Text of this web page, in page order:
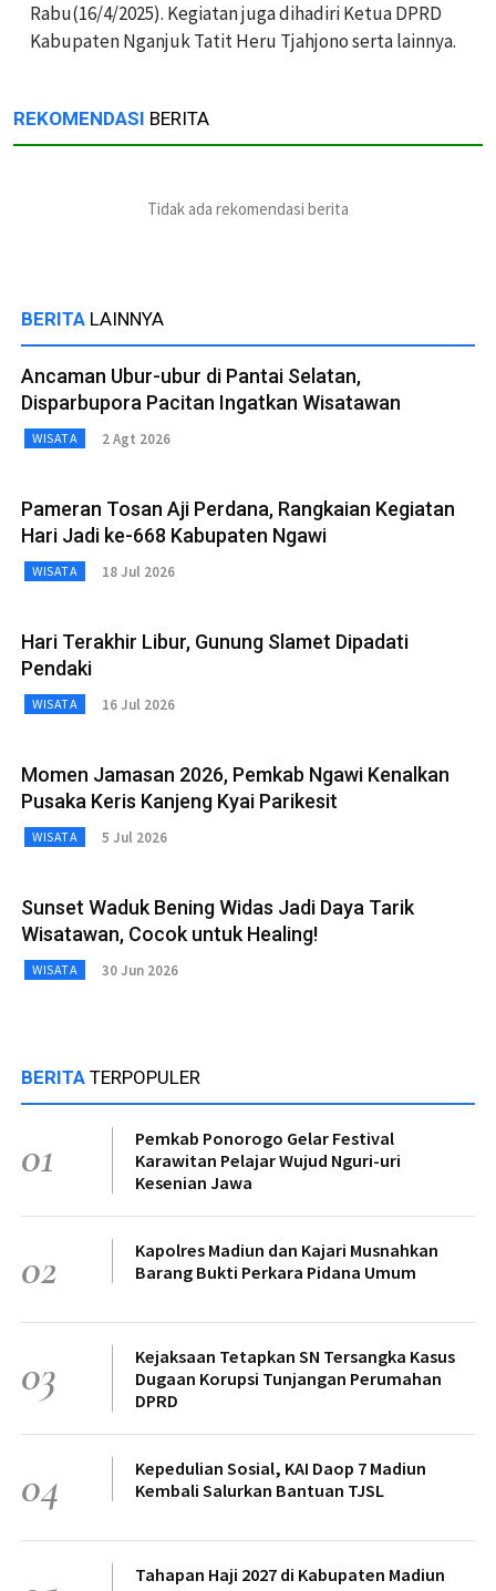
Rabu(16/4/2025). Kegiatan juga dihadiri Ketua DPRD
Kabupaten Nganjuk Tatit Heru Tjahjono serta lainnya.
REKOMENDASI BERITA
Tidak ada rekomendasi berita
BERITA LAINNYA
Ancaman Ubur-ubur di Pantai Selatan,
Disparbupora Pacitan Ingatkan Wisatawan
WISATA 2 Agt 2026
Pameran Tosan Aji Perdana, Rangkaian Kegiatan
Hari Jadi ke-668 Kabupaten Ngawi
WISATA 18 Jul 2026
Hari Terakhir Libur, Gunung Slamet Dipadati
Pendaki
WISATA 16 Jul 2026
Momen Jamasan 2026, Pemkab Ngawi Kenalkan
Pusaka Keris Kanjeng Kyai Parikesit
WISATA 5 Jul 2026
Sunset Waduk Bening Widas Jadi Daya Tarik
Wisatawan, Cocok untuk Healing!
WISATA 30 Jun 2026
BERITA TERPOPULER
01
Pemkab Ponorogo Gelar Festival
Karawitan Pelajar Wujud Nguri-uri
Kesenian Jawa
02
Kapolres Madiun dan Kajari Musnahkan
Barang Bukti Perkara Pidana Umum
03
Kejaksaan Tetapkan SN Tersangka Kasus
Dugaan Korupsi Tunjangan Perumahan
DPRD
04
Kepedulian Sosial, KAI Daop 7 Madiun
Kembali Salurkan Bantuan TJSL
Tahapan Haji 2027 di Kabupaten Madiun